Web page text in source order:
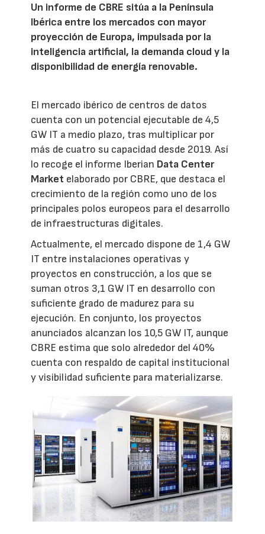
Un informe de CBRE sitúa a la Península
Ibérica entre los mercados con mayor
proyección de Europa, impulsada por la
inteligencia artificial, la demanda cloud y la
disponibilidad de energía renovable.
El mercado ibérico de centros de datos
cuenta con un potencial ejecutable de 4,5
GW IT a medio plazo, tras multiplicar por
más de cuatro su capacidad desde 2019. Así
lo recoge el informe Iberian Data Center
Market elaborado por CBRE, que destaca el
crecimiento de la región como uno de los
principales polos europeos para el desarrollo
de infraestructuras digitales.
Actualmente, el mercado dispone de 1,4 GW
IT entre instalaciones operativas y
proyectos en construcción, a los que se
suman otros 3,1 GW IT en desarrollo con
suficiente grado de madurez para su
ejecución. En conjunto, los proyectos
anunciados alcanzan los 10,5 GW IT, aunque
CBRE estima que solo alrededor del 40%
cuenta con respaldo de capital institucional
y visibilidad suficiente para materializarse.